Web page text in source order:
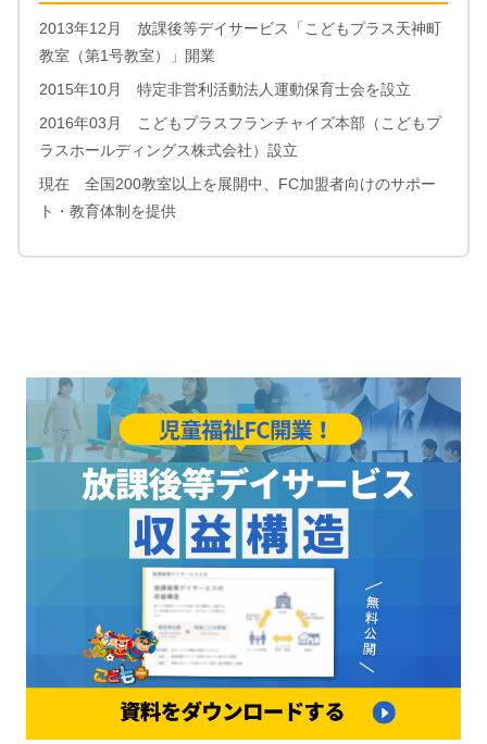
2013年12月 放課後等デイサービス「こどもプラス天神町
教室（第1号教室）」開業
2015年10月 特定非営利活動法人運動保育士会を設立
2016年03月 こどもプラスフランチャイズ本部（こどもプ
ラスホールディングス株式会社）設立
現在 全国200教室以上を展開中、FC加盟者向けのサポー
ト・教育体制を提供